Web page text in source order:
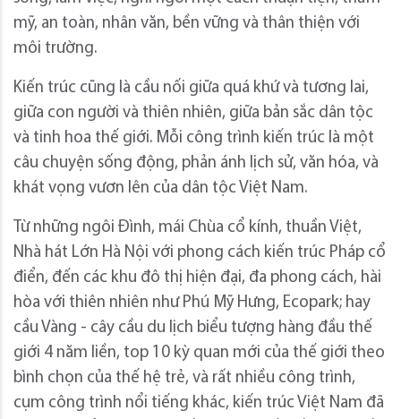
mỹ, an toàn, nhân văn, bền vững và thân thiện với
môi trường.
Kiến trúc cũng là cầu nối giữa quá khứ và tương lai,
giữa con người và thiên nhiên, giữa bản sắc dân tộc
và tinh hoa thế giới. Mỗi công trình kiến trúc là một
câu chuyện sống động, phản ánh lịch sử, văn hóa, và
khát vọng vươn lên của dân tộc Việt Nam.
Từ những ngôi Đình, mái Chùa cổ kính, thuần Việt,
Nhà hát Lớn Hà Nội với phong cách kiến trúc Pháp cổ
điển, đến các khu đô thị hiện đại, đa phong cách, hài
hòa với thiên nhiên như Phú Mỹ Hưng, Ecopark; hay
cầu Vàng - cây cầu du lịch biểu tượng hàng đầu thế
giới 4 năm liền, top 10 kỳ quan mới của thế giới theo
bình chọn của thế hệ trẻ, và rất nhiều công trình,
cụm công trình nổi tiếng khác, kiến trúc Việt Nam đã